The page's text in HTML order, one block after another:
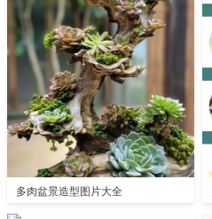
多肉盆景造型图片大全